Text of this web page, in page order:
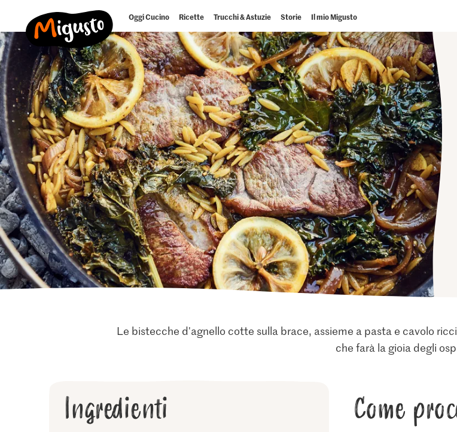
Oggi Cucino Ricette Trucchi & Astuzie Storie Il mio Migusto
Le bistecche d'agnello cotte sulla brace, assieme a pasta e cavolo
che farà la gioia degli
Ingredienti Come